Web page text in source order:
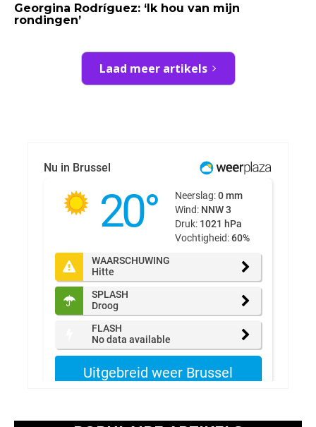
Georgina Rodríguez: ‘Ik hou van mijn
rondingen’
Laad meer artikels